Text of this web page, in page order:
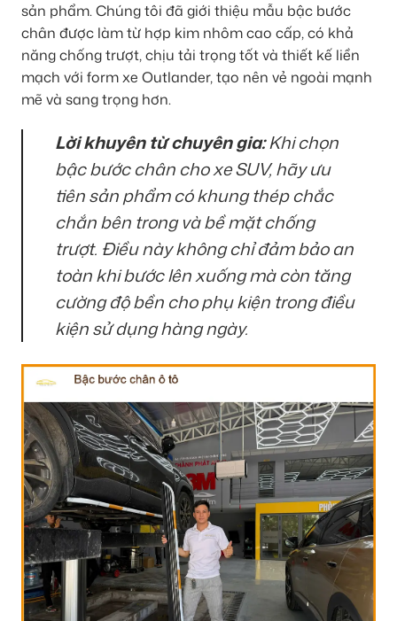
sản phẩm. Chúng tôi đã giới thiệu mẫu bậc bước
chân được làm từ hợp kim nhôm cao cấp, có khả
năng chống trượt, chịu tải trọng tốt và thiết kế liền
mạch với form xe Outlander, tạo nên vẻ ngoài mạnh
mẽ và sang trọng hơn.
Lời khuyên từ chuyên gia:Khi chọn
bậc bước chân cho xe SUV, hãy ưu
tiên sản phẩm có khung thép chắc
chắn bên trong và bề mặt chống
trượt. Điều này không chỉ đảm bảo an
toàn khi bước lên xuống mà còn tăng
cường độ bền cho phụ kiện trong điều
kiện sử dụng hàng ngày.